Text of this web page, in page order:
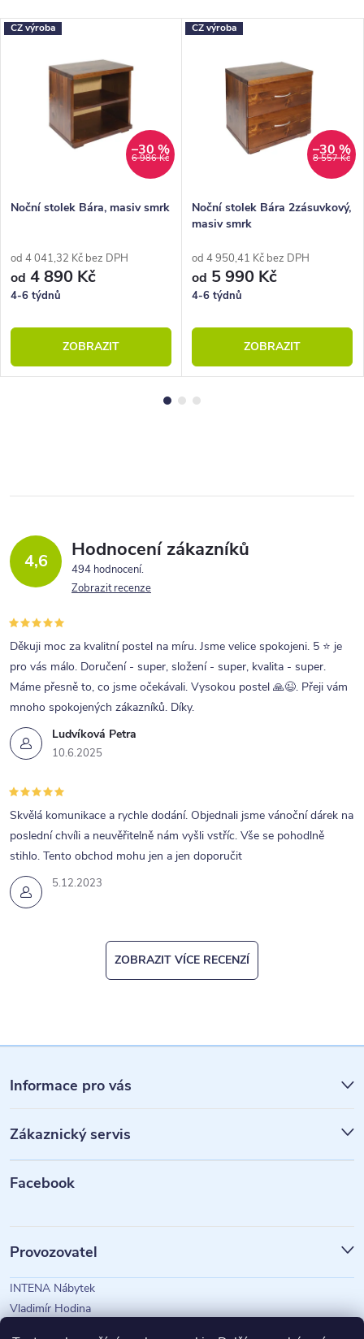
CZ výroba
6 986 Kč
–30 %
Noční stolek Bára, masiv smrk
od 4 041,32 Kč bez DPH
od 4 890 Kč
4-6 týdnů
ZOBRAZIT
CZ výroba
8 557 Kč
–30 %
Noční stolek Bára 2zásuvkový,
masiv smrk
od 4 950,41 Kč bez DPH
od 5 990 Kč
4-6 týdnů
ZOBRAZIT
4,6 Hodnocení zákazníků
494 hodnocení
Zobrazit recenze
Ludvíková Petra
10.6.2025
Děkuji moc za kvalitní postel na míru. Jsme velice spokojeni. 5 ⭐ je
pro vás málo. Doručení - super, složení - super, kvalita - super.
Máme přesně to, co jsme očekávali. Vysokou postel 🙏😉. Přeji vám
mnoho spokojených zákazníků. Díky.
5.12.2023
Skvělá komunikace a rychle dodání. Objednali jsme vánoční dárek na
poslední chvíli a neuvěřitelně nám vyšli vstříc. Vše se pohodlně
stihlo. Tento obchod mohu jen a jen doporučit
ZOBRAZIT VÍCE RECENZÍ
á
p
a
Informace pro vás
Zákaznický servis
Facebook
Provozovatel
INTENA Nábytek
Vladimír Hodina